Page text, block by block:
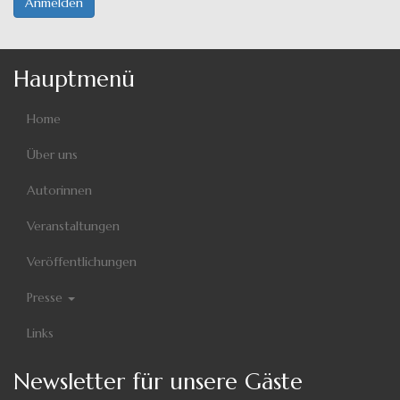
Hauptmenü
Home
Über uns
Autorinnen
Veranstaltungen
Veröffentlichungen
Presse
Links
Newsletter für unsere Gäste